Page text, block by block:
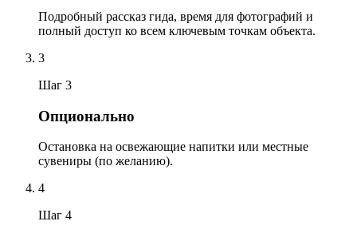
Подробный рассказ гида, время для фотографий и
полный доступ ко всем ключевым точкам объекта.
3
Шаг 3
Опционально
Остановка на освежающие напитки или местные
сувениры (по желанию).
4
Шаг 4